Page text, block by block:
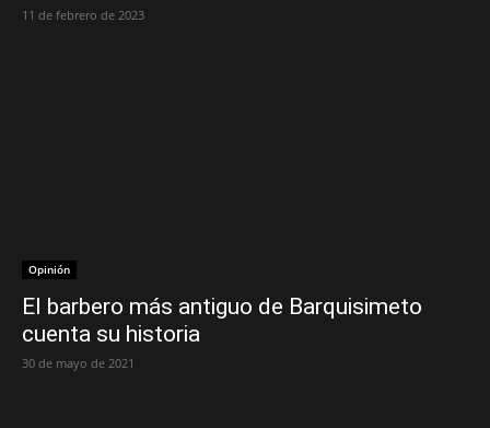
11 de febrero de 2023
Opinión
El barbero más antiguo de Barquisimeto
cuenta su historia
30 de mayo de 2021